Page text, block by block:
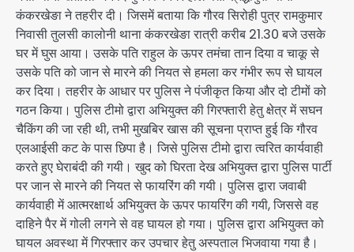
कंकरखेङा ने तहरीर दी। जिसमें बताया कि गौरव सिरोही पुत्र रामकुमार
निवासी तुलसी कालोनी थाना कंकरखेङा रात्री करीब 21.30 बजे उसके
घर में घुस आया। उसके पति राहुल के ऊपर तमंचा तान दिया व चाकू से
उसके पति को जान से मारने की नियत से हमला कर गंभीर रूप से घायल
कर दिया। तहरीर के आधार पर पुलिस ने पंजीकृत किया और दो टीमों को
गठन किया। पुलिस टीमो द्वारा अभियुक्त की गिरफ्तारी हेतु क्षेत्र में सघन
चैकिंग की जा रही थी, तभी मुखबिर खास की सूचना प्राप्त हुई कि गौरव
एलआईसी कट के पास छिपा है। जिसे पुलिस टीमो द्वारा त्वरित कार्यवाही
करते हुए घेराबंदी की गयी। खुद को घिरता देख अभियुक्त द्वारा पुलिस पार्टी
पर जान से मारने की नियत से फायरिंग की गयी। पुलिस द्वारा जवाबी
कार्यवाही में आत्मरक्षार्थ अभियुक्त के ऊपर फायरिंग की गयी, जिससे वह
दाहिने पैर में गोली लगने से वह घायल हो गया। पुलिस द्वारा अभियुक्त को
घायल अवस्था में गिरफ्तार कर उपचार हेतु अस्पताल भिजवाया गया है।